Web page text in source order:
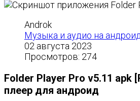
Androk
Музыка и аудио на андроид
02 августа 2023
Просмотров: 274
Folder Player Pro v5.11 apk
плеер для андроид